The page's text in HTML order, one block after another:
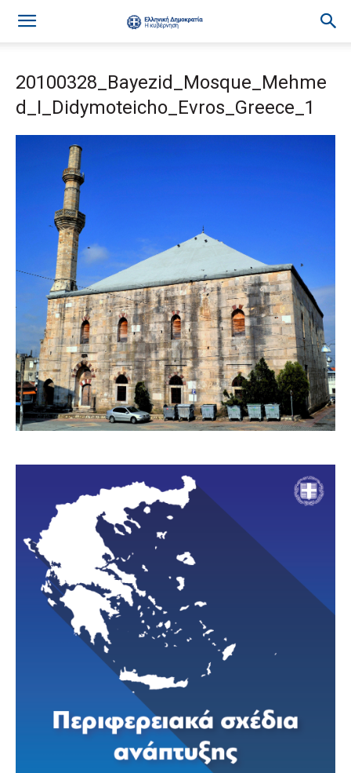
20100328_Bayezid_Mosque_Mehme
d_I_Didymoteicho_Evros_Greece_1